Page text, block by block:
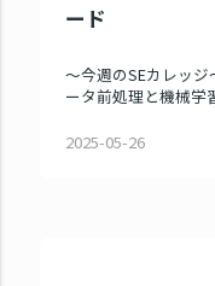
ード
～今週のSEカレッ
ータ前処理と機械学
2025-05-26